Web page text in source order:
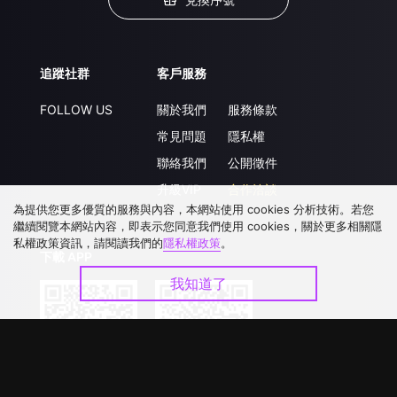
追蹤社群
FOLLOW US
客戶服務
關於我們
常見問題
聯絡我們
升級VIP
服務條款
隱私權
公開徵件
合作洽談
為提供您更多優質的服務與內容，本網站使用 cookies 分析技術。若您
繼續閱覽本網站內容，即表示您同意我們使用 cookies，關於更多相關隱
私權政策資訊，請閱讀我們的隱私權政策。
我知道了